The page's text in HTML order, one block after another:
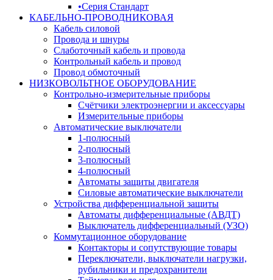
•Серия Стандарт
КАБЕЛЬНО-ПРОВОДНИКОВАЯ
Кабель силовой
Провода и шнуры
Слаботочный кабель и провода
Контрольный кабель и провод
Провод обмоточный
НИЗКОВОЛЬТНОЕ ОБОРУДОВАНИЕ
Контрольно-измерительные приборы
Счётчики электроэнергии и аксессуары
Измерительные приборы
Автоматические выключатели
1-полюсный
2-полюсный
3-полюсный
4-полюсный
Автоматы защиты двигателя
Силовые автоматические выключатели
Устройства дифференциальной защиты
Автоматы дифференциальные (АВДТ)
Выключатель дифференциальный (УЗО)
Коммутационное оборудование
Контакторы и сопутствующие товары
Переключатели, выключатели нагрузки,
рубильники и предохранители